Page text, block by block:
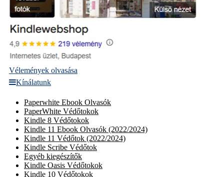
Vélemények olvasása
Kínálatunk
Paperwhite Ebook Olvasók
PaperWhite Védőtokok
Kindle 8 Védőtokok
Kindle 11 Ebook Olvasók (2022/2024)
Kindle 11 Védőtok (2022/2024)
Kindle Scribe Védőtok
Egyéb kiegészítők
Kindle Oasis Védőtokok
Kindle 10 Védőtokok